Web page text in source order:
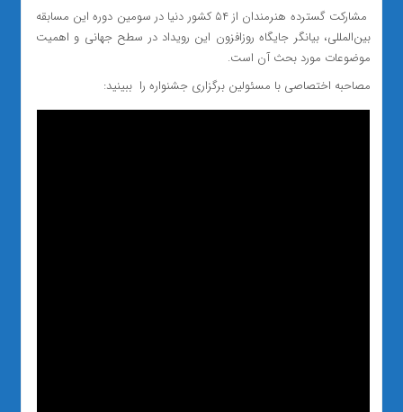
مشارکت گسترده هنرمندان از ۵۴ کشور دنیا در سومین دوره این مسابقه
بین‌المللی، بیانگر جایگاه روزافزون این رویداد در سطح جهانی و اهمیت
موضوعات مورد بحث آن است.
مصاحبه اختصاصی با مسئولین برگزاری جشنواره را ببینید: